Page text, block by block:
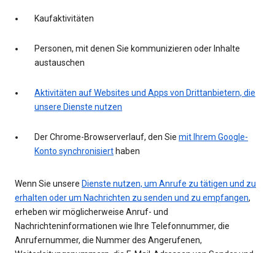
Kaufaktivitäten
Personen, mit denen Sie kommunizieren oder Inhalte
austauschen
Aktivitäten auf Websites und Apps von Drittanbietern, die
unsere Dienste nutzen
Der Chrome-Browserverlauf, den Sie mit Ihrem Google-
Konto synchronisiert haben
Wenn Sie unsere Dienste nutzen, um Anrufe zu tätigen und zu
erhalten oder um Nachrichten zu senden und zu empfangen,
erheben wir möglicherweise Anruf- und
Nachrichteninformationen wie Ihre Telefonnummer, die
Anrufernummer, die Nummer des Angerufenen,